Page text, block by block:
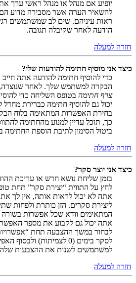
יופיע אם מנהל או מנהל ראשי ערך
להשאיר הערה אשר מסבירה מדוע
ראות עיניהם. שים לב שמשתמשים
הודעה לאחר שקיבלה תגובה.
חזרה למעלה
כיצד אני מוסיף חתימה להודעות שלי?
כדי להוסיף חתימה להודעה אתה
הבקרה למשתמש שלך. לאחר
צרף חתימה בטופס השליחה כדי
יכול גם להוסיף חתימה כברירת מחדל
בחירת האפשרות המתאימה בלוח
כך, תוכל עדיין למנוע מהחתימה
ביטול הסימון לתיבת הוספת החתימה
חזרה למעלה
כיצד אני יוצר סקר?
בזמן שליחת נושא חדש או עריכת
לחץ על התווית “יצירת סקר” תחת
אתה לא יכול לראות אותה, אין לך
ליצירת סקרים. הזן כותרת ולפחות
המתאימים וודא שכל אפשרות
אתה יכול גם לקבוע את מספר
לבחור במשך ההצבעה תחת
לסקר בימים (0 לצמיתות)
למשתמשים לשנות את ההצבעות
חזרה למעלה